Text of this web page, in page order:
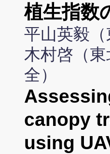
植生指数
平山英毅
木村啓（
全）
canopy
using